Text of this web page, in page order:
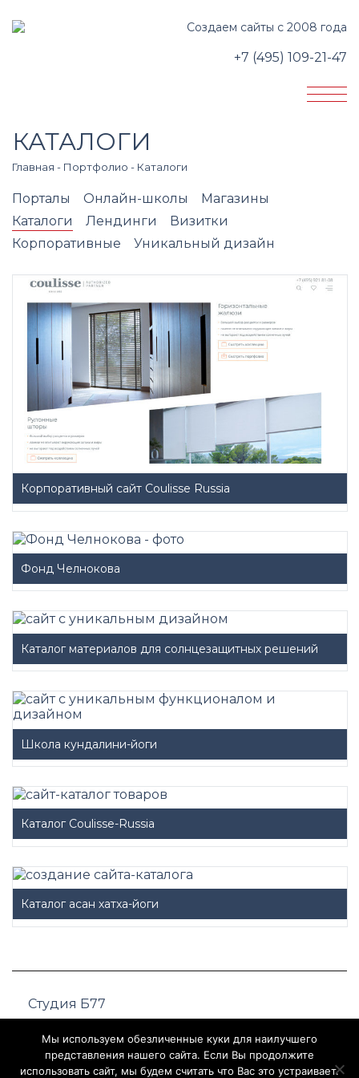
Создаем сайты с 2008 года
+7 (495) 109-21-47
КАТАЛОГИ
Главная - Портфолио - Каталоги
Порталы Онлайн-школы
Магазины
Каталоги
Лендинги
Визитки
Корпоративные
Уникальный дизайн
Корпоративный сайт Coulisse Russia
Фонд Челнокова
Каталог материалов для солнцезащитных решений
Школа кундалини-йоги
Каталог Coulisse-Russia
Каталог асан хатха-йоги
Студия Б77
Мы используем обезличенные куки для наилучшего
представления нашего сайта. Если Вы продолжите
использовать сайт, мы будем считать что Вас это устраивает.